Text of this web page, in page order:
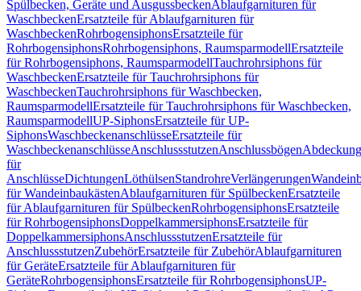
Spülbecken, Geräte und AusgussbeckenAblaufgarnituren für
WaschbeckenErsatzteile für Ablaufgarnituren für
WaschbeckenRohrbogensiphonsErsatzteile für
RohrbogensiphonsRohrbogensiphons, RaumsparmodellErsatzteile
für Rohrbogensiphons, RaumsparmodellTauchrohrsiphons für
WaschbeckenErsatzteile für Tauchrohrsiphons für
WaschbeckenTauchrohrsiphons für Waschbecken,
RaumsparmodellErsatzteile für Tauchrohrsiphons für Waschbecken,
RaumsparmodellUP-SiphonsErsatzteile für UP-
SiphonsWaschbeckenanschlüsseErsatzteile für
WaschbeckenanschlüsseAnschlussstutzenAnschlussbögen
für
AnschlüsseDichtungenLöthülsenStandrohreVerlängerungen
für WandeinbaukästenAblaufgarnituren für SpülbeckenErsatzteile
für Ablaufgarnituren für SpülbeckenRohrbogensiphonsErsatzteile
für RohrbogensiphonsDoppelkammersiphonsErsatzteile für
DoppelkammersiphonsAnschlussstutzenErsatzteile für
AnschlussstutzenZubehörErsatzteile für ZubehörAblaufgarnituren
für GeräteErsatzteile für Ablaufgarnituren für
GeräteRohrbogensiphonsErsatzteile für RohrbogensiphonsUP-